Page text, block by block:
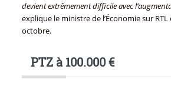
devient extrêmement difficile avec
explique le ministre de l’Économie sur RTL
octobre.
PTZ à 100.000 €